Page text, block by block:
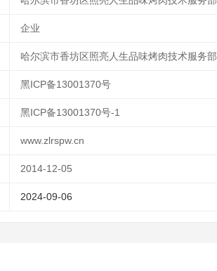
企业
哈尔滨市香坊区照亮人生品味烤肉技术服务部
黑ICP备13001370号
黑ICP备13001370号-1
www.zlrspw.cn
2014-12-05
2024-09-06